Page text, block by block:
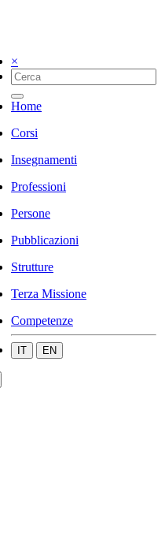
×
Home
Corsi
Insegnamenti
Professioni
Persone
Pubblicazioni
Strutture
Terza Missione
Competenze
IT EN